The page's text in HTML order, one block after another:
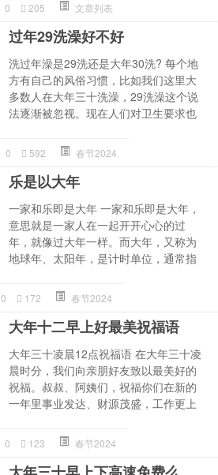
0 205 文章列表
过年29洗澡好不好
洗过年澡是29洗还是大年30洗? 每个地
方有自己的风俗习惯，比如我们这里大
多数人在大年三十洗澡，29洗澡这个说
法逐渐被忽视。现在人们对卫生要求也
0 592 春节2024
乐是以大年
一家和乐即是大年 一家和乐即是大年，
意思就是一家人在一起开开心心的过
年，就像过大年一样。而大年，又称为
地球年、太阳年，是计时单位，通常指
0 172 春节2024
大年十二早上好最美祝福语
大年三十凌晨12点祝福语 在大年三十凌
晨时分，我们向亲朋好友致以最美好的
祝福。叔叔、阿姨们，祝福你们在新的
一年里事业发达、财源茂盛，工作更上
0 123 春节2024